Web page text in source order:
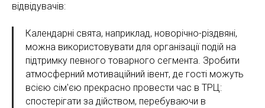
відвідувачів:
Календарні свята, наприклад, новорічно-різдвяні,
можна використовувати для організації подій на
підтримку певного товарного сегмента. Зробити
атмосферний мотиваційний івент, де гості можуть
всією сім'єю прекрасно провести час в ТРЦ:
спостерігати за дійством, перебуваючи в